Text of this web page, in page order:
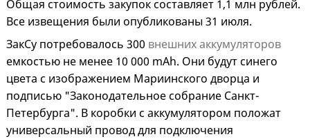
Общая стоимость закупок составляет 1,1 млн рублей.
Все извещения были опубликованы 31 июля.
ЗакСу потребовалось 300 внешних аккумуляторов
емкостью не менее 10 000 mAh. Они будут синего
цвета с изображением Мариинского дворца и
подписью "Законодательное собрание Санкт-
Петербурга". В коробки с аккумулятором положат
универсальный провод для подключения